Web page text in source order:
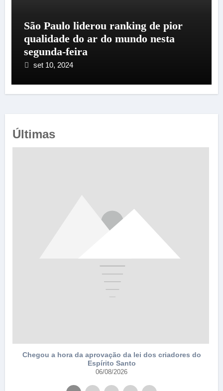
São Paulo liderou ranking de pior
qualidade do ar do mundo nesta
segunda-feira
set 10, 2024
Últimas
Chegou a hora da aprovação da lei dos criadores do
Espírito Santo
06/08/2026